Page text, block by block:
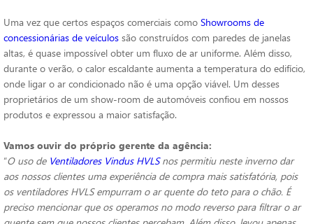
Uma vez que certos espaços comerciais comoShowrooms de
concessionárias de veículossão construídos com paredes de janelas
altas, é quase impossível obter um fluxo de ar uniforme. Além disso,
durante o verão, o calor escaldante aumenta a temperatura do edifício,
onde ligar o ar condicionado não é uma opção viável. Um desses
proprietários de um show-room de automóveis confiou em nossos
produtos e expressou a maior satisfação.
Vamos ouvir do próprio gerente da agência:
“O uso de Ventiladores Vindus HVLSnos permitiu neste inverno dar
aos nossos clientes uma experiência de compra mais satisfatória, pois
os ventiladores HVLS empurram o ar quente do teto para o chão. É
preciso mencionar que os operamos no modo reverso para filtrar o ar